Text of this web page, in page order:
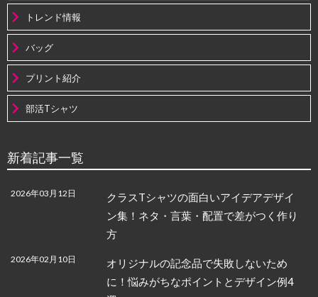
トレンド情報
バッグ
プリント紹介
部活Tシャツ
新着記事一覧
2026年03月12日
クラスTシャツの面白いアイデアデザイ
ン集！ネタ・言葉・配置で差がつく作り
方
2026年02月10日
オリジナルの記念品で失敗しないため
に！悩みがちなポイントとデザイン例4